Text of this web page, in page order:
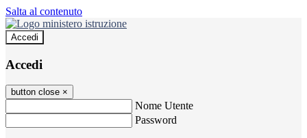
Salta al contenuto
Accedi
Accedi
button close ×
Nome Utente
Password